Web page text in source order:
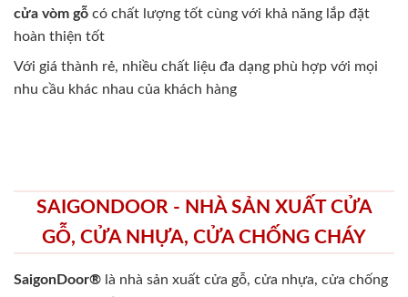
cửa vòm gỗ có chất lượng tốt cùng với khả năng lắp đặt
hoàn thiện tốt
Với giá thành rẻ, nhiều chất liệu đa dạng phù hợp với mọi
nhu cầu khác nhau của khách hàng
SAIGONDOOR - NHÀ SẢN XUẤT CỬA
GỖ, CỬA NHỰA, CỬA CHỐNG CHÁY
SaigonDoor® là nhà sản xuất cửa gỗ, cửa nhựa, cửa chống